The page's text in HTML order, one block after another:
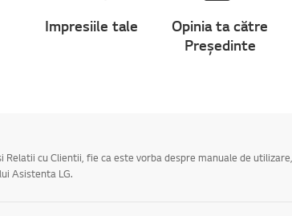
Impresiile tale
Opinia ta către
Președinte
cu Clientii, fie ca este vorba despre manuale de
Asistenta LG.